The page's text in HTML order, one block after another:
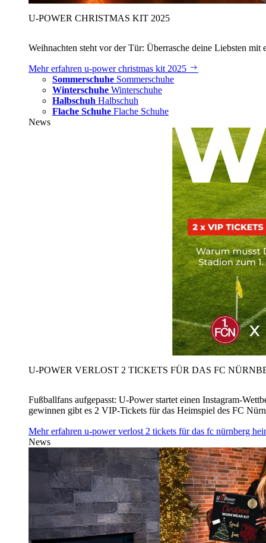
U‑POWER CHRISTMAS KIT 2025
Weihnachten steht vor der Tür: Überrasche deine Liebsten
Mehr erfahren u‑power christmas kit 2025
Sommerschuhe Sommerschuhe
Winterschuhe Winterschuhe
Halbschuh Halbschuh
Flache Schuhe Flache Schuhe
News
U‑POWER VERLOST 2 TICKETS FÜR DAS FC
Fußballfans aufgepasst: U‑Power startet einen Instagram-
gewinnen gibt es 2 VIP-Tickets für das Heimspiel des FC
Mehr erfahren u‑power verlost 2 tickets für das fc nürnberg
News